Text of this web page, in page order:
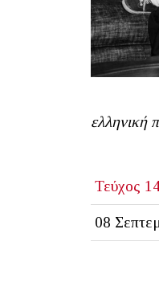
ελληνική
Τεύχος
08